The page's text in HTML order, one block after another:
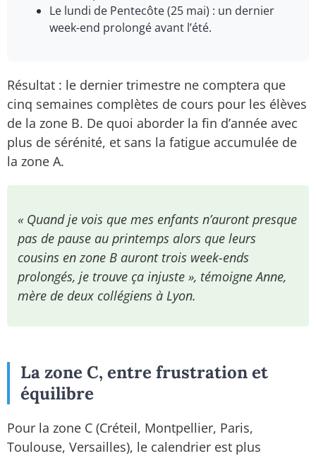
Le lundi de Pentecôte (25 mai) : un dernier
week-end prolongé avant l’été.
Résultat : le dernier trimestre ne comptera que
cinq semaines complètes de cours pour les élèves
de la zone B. De quoi aborder la fin d’année avec
plus de sérénité, et sans la fatigue accumulée de
la zone A.
« Quand je vois que mes enfants n’auront presque
pas de pause au printemps alors que leurs
cousins en zone B auront trois week-ends
prolongés, je trouve ça injuste », témoigne Anne,
mère de deux collégiens à Lyon.
La zone C, entre frustration et
équilibre
Pour la zone C (Créteil, Montpellier, Paris,
Toulouse, Versailles), le calendrier est plus